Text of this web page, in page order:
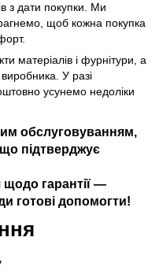
з дати покупки. Ми
щоб кожна покупка
матеріалів і фурнітури, а
У разі
усунемо недоліки
обслуговуванням,
підтверджує
гарантії —
готові допомогти!